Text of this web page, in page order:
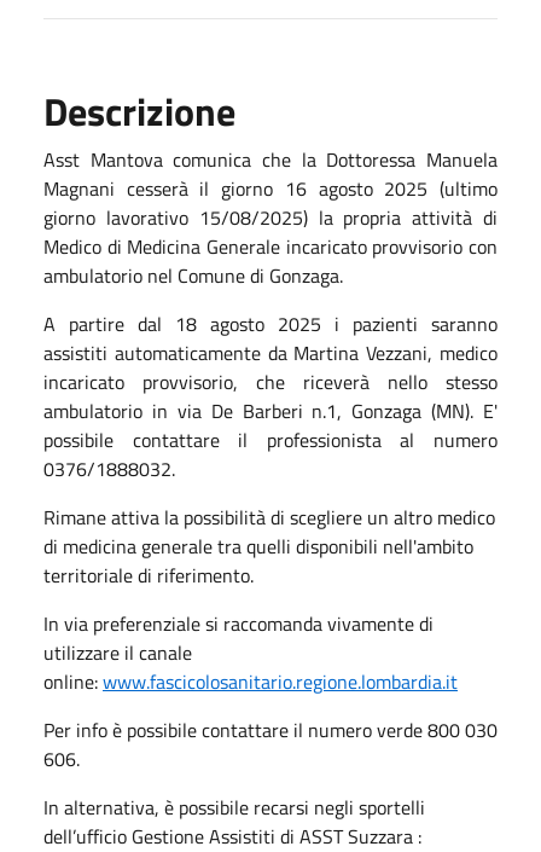
Descrizione
Asst Mantova comunica che la Dottoressa Manuela
Magnani cesserà il giorno 16 agosto 2025 (ultimo
giorno lavorativo 15/08/2025) la propria attività di
Medico di Medicina Generale incaricato provvisorio con
ambulatorio nel Comune di Gonzaga.
A partire dal 18 agosto 2025 i pazienti saranno
assistiti automaticamente da Martina Vezzani, medico
incaricato provvisorio, che riceverà nello stesso
ambulatorio in via De Barberi n.1, Gonzaga (MN). E'
possibile contattare il professionista al numero
0376/1888032.
Rimane attiva la possibilità di scegliere un altro medico
di medicina generale tra quelli disponibili nell'ambito
territoriale di riferimento.
In via preferenziale si raccomanda vivamente di
utilizzare il canale
online:www.fascicolosanitario.regione.lombardia.it
Per info è possibile contattare il numero verde 800 030
606.
In alternativa, è possibile recarsi negli sportelli
dell’ufficio Gestione Assistiti di ASST Suzzara :